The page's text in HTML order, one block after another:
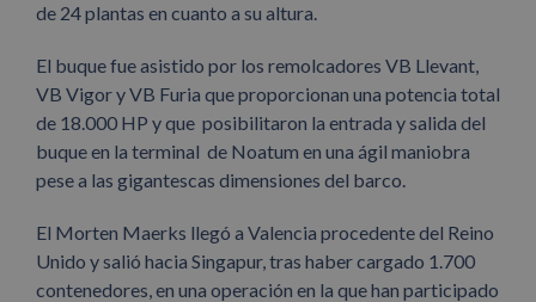
de 24 plantas en cuanto a su altura.
El buque fue asistido por los remolcadores VB Llevant,
VB Vigor y VB Furia que proporcionan una potencia total
de 18.000 HP y que posibilitaron la entrada y salida del
buque en la terminal de Noatum en una ágil maniobra
pese a las gigantescas dimensiones del barco.
El Morten Maerks llegó a Valencia procedente del Reino
Unido y salió hacia Singapur, tras haber cargado 1.700
contenedores, en una operación en la que han participado